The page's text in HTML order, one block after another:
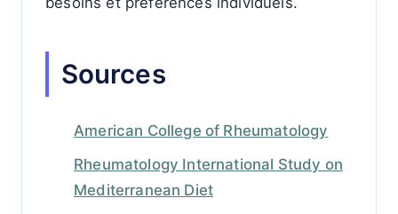
Sources
American College of Rheumatology
Rheumatology International Study on
Mediterranean Diet